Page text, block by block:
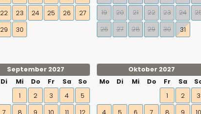
22 23 24 25 26
27
29 30
19
20 21 22 23 24
26
27 28 29 30 31
September 2027
Di Mi Do Fr Sa
So
1
2 3 4
5
7 8 9 10 11 12
Oktober 2027
Mo
Di Mi Do Fr Sa
1
2
3
4
5 6 7 8 9 10